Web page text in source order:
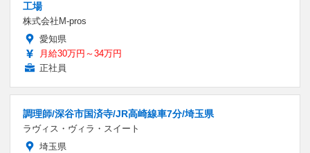
工場
株式会社M-pros
愛知県
月給30万円～34万円
正社員
調理師/深谷市国済寺/JR高崎線車7分/埼玉県
ラヴィス・ヴィラ・スイート
埼玉県